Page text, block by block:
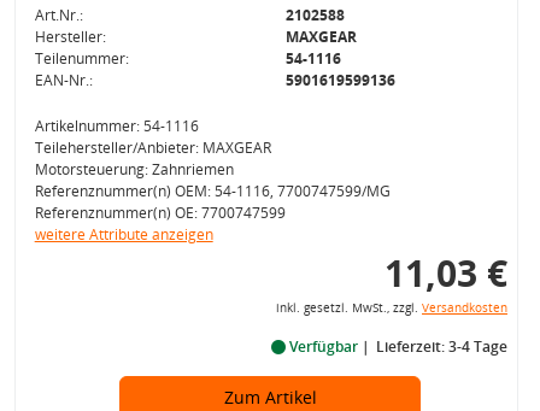
Art.Nr.:
2102588
Hersteller:
MAXGEAR
Teilenummer:
54-1116
EAN-Nr.:
5901619599136
Artikelnummer: 54-1116
Teilehersteller/Anbieter: MAXGEAR
Motorsteuerung: Zahnriemen
Referenznummer(n) OEM: 54-1116, 7700747599/MG
Referenznummer(n) OE: 7700747599
weitere Attribute anzeigen
11,03 €
inkl. gesetzl. MwSt., zzgl. Versandkosten
Verfügbar Lieferzeit: 3-4 Tage
Zum Artikel